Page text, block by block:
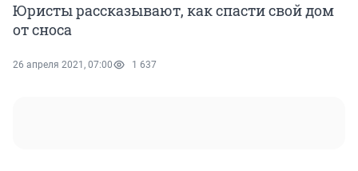
Юристы рассказывают, как спасти свой дом
от сноса
26 апреля 2021, 07:00 1 637